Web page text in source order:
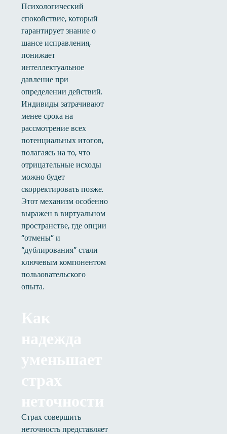
Психологический
спокойствие, который
гарантирует знание о
шансе исправления,
понижает
интеллектуальное
давление при
определении действий.
Индивиды затрачивают
менее срока на
рассмотрение всех
потенциальных итогов,
полагаясь на то, что
отрицательные исходы
можно будет
скорректировать позже.
Этот механизм особенно
выражен в виртуальном
пространстве, где опции
“отмены” и
“дублирования” стали
ключевым компонентом
пользовательского
опыта.
Как
надежда
уменьшает
страх
неточности
Страх совершить
неточность представляет